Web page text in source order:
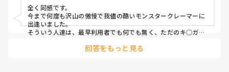
心身をやられたりしたら、介護職員をやりたくなくなると思
うんですよね。
ット型特養
全く同感です。
今まで何度も沢山の傲慢で我儘の酷いモンスタークレーマーに
出逢いました。
そういう人達は、最早利用者でも何でも無く、ただのキ○ガイ
無理難題を言って来るこの人達には、毅然とした態度や対応が
回答をもっと見る